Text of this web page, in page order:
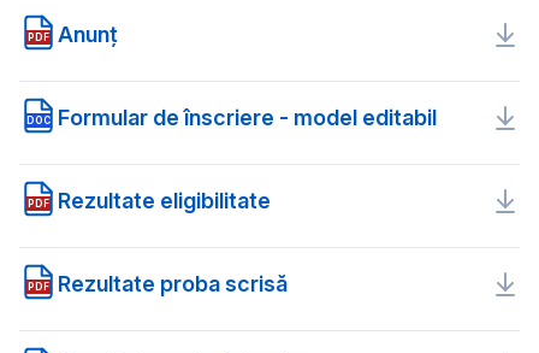
PDF Anunț
DOC Formular de înscriere - model editabil
PDF Rezultate eligibilitate
PDF Rezultate proba scrisă